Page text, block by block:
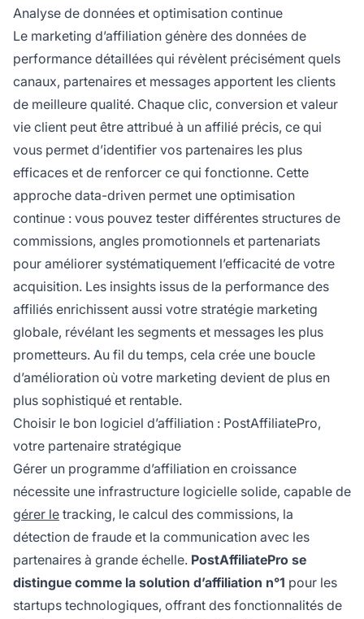
Analyse de données et optimisation continue
Le marketing d’affiliation génère des données de
performance détaillées qui révèlent précisément quels
canaux, partenaires et messages apportent les clients
de meilleure qualité. Chaque clic, conversion et valeur
vie client peut être attribué à un affilié précis, ce qui
vous permet d’identifier vos partenaires les plus
efficaces et de renforcer ce qui fonctionne. Cette
approche data-driven permet une optimisation
continue : vous pouvez tester différentes structures de
commissions, angles promotionnels et partenariats
pour améliorer systématiquement l’efficacité de votre
acquisition. Les insights issus de la performance des
affiliés enrichissent aussi votre stratégie marketing
globale, révélant les segments et messages les plus
prometteurs. Au fil du temps, cela crée une boucle
d’amélioration où votre marketing devient de plus en
plus sophistiqué et rentable.
Choisir le bon logiciel d’affiliation : PostAffiliatePro,
votre partenaire stratégique
Gérer un programme d’affiliation en croissance
nécessite une infrastructure logicielle solide, capable de
gérer le tracking, le calcul des commissions, la
détection de fraude et la communication avec les
partenaires à grande échelle. PostAffiliatePro se
distingue comme la solution d’affiliation n°1 pour les
startups technologiques, offrant des fonctionnalités de